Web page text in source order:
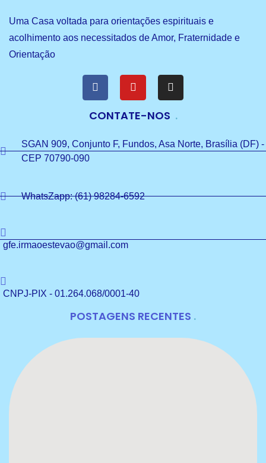
Uma Casa voltada para orientações espirituais e
acolhimento aos necessitados de Amor, Fraternidade e
Orientação
CONTATE-NOS
SGAN 909, Conjunto F, Fundos, Asa Norte, Brasília (DF) -
CEP 70790-090
WhatsZapp: (61) 98284-6592
gfe.irmaoestevao@gmail.com
CNPJ-PIX - 01.264.068/0001-40
POSTAGENS RECENTES